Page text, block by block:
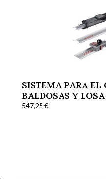
SISTEMA PARA EL
BALDOSAS Y
547,25 €